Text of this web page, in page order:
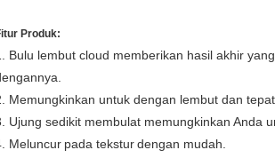
Produk:
Bulu lembut cloud memberikan hasil akhir
Memungkinkan untuk dengan lembut dan
Ujung sedikit membulat memungkinkan Anda
Meluncur pada teksturdengan mudah.